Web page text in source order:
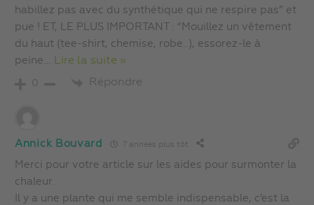
habillez pas avec du synthétique qui ne respire pas” et
pue ! ET, LE PLUS IMPORTANT : “Mouillez un vêtement
du haut (tee-shirt, chemise, robe..), essorez-le à
peine… Lire la suite »
0 Répondre
Annick Bouvard 7 années plus tôt
Merci pour votre article sur les aides pour surmonter la
chaleur.
Il y a une plante qui me semble indispensable, c’est la